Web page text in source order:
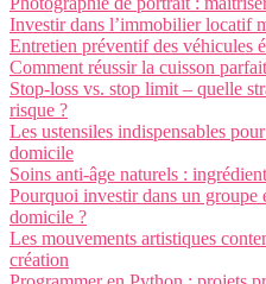
Investir dans l’immobilier locatif
Entretien préventif des véhicules
Comment réussir la cuisson
Stop-loss vs. stop limit – quelle
risque ?
Les ustensiles indispensables
domicile
Soins anti-âge naturels :
Pourquoi investir dans un
domicile ?
Les mouvements artistiques
création